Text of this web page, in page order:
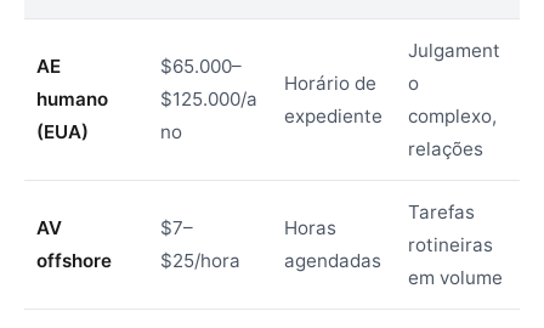
AE
humano
(EUA)
$65.000–
$125.000/a
no
Horário de
expediente
Julgament
o
complexo,
relações
AV
offshore
$7–
$25/hora
Horas
agendadas
Tarefas
rotineiras
em volume